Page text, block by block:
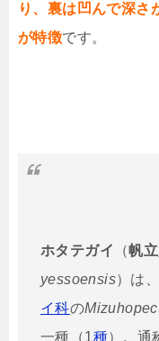
り、裏は凹んで深さ
が特徴です。
ホタテガイ （帆
yessoensis）は、
イ科の
一種（1種）。通